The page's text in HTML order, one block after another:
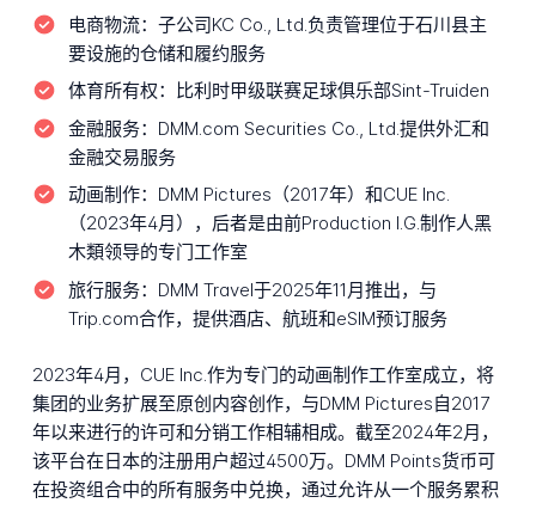
电商物流： 子公司KC Co., Ltd.负责管理位于石川县主
要设施的仓储和履约服务
体育所有权：
比利时甲级联赛足球俱乐部Sint-Truiden
金融服务： DMM.com Securities Co., Ltd.提供外汇和
金融交易服务
动画制作： DMM Pictures（2017年）和CUE Inc.
（2023年4月），后者是由前Production I.G.制作人黑
木類领导的专门工作室
旅行服务： DMM Travel于2025年11月推出，与
Trip.com合作，提供酒店、航班和eSIM预订服务
2023年4月，CUE Inc.作为专门的动画制作工作室成立，将
集团的业务扩展至原创内容创作，与DMM Pictures自2017
年以来进行的许可和分销工作相辅相成。截至2024年2月，
该平台在日本的注册用户超过4500万。DMM Points货币可
在投资组合中的所有服务中兑换，通过允许从一个服务累积